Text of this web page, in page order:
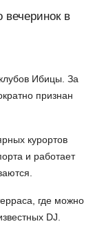
вечеринок в
Ибицы. За
признан
курортов
и работает
где можно
DJ.